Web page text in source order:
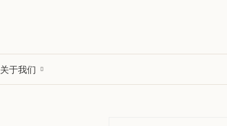
关于我们